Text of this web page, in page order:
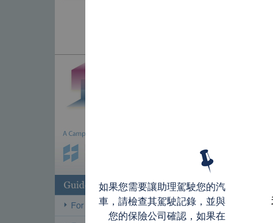
如果您需要讓助理駕駛您的汽
車，請檢查其駕駛記錄，並與
您的保險公司確認，如果在